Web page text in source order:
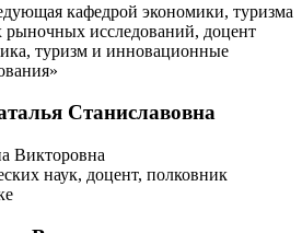
кафедрой экономики, туризма
исследований, доцент
туризм и инновационные
Станиславовна
наук, доцент, полковник